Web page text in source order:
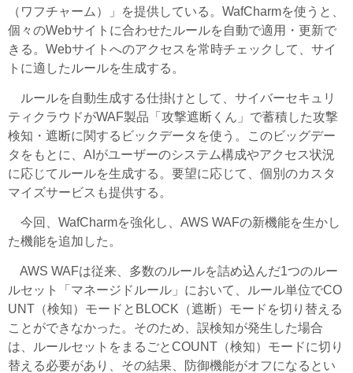
（ワフチャーム）」を提供している。WafCharmを使うと、
個々のWebサイトに合わせたルールを自動で適用・更新で
きる。Webサイトへのアクセスを常時チェックして、サイ
トに適したルールを生成する。
ルールを自動生成する仕掛けとして、サイバーセキュリ
ティクラウドがWAF製品「攻撃遮断くん」で蓄積した攻撃
検知・遮断に関するビックデータを使う。このビッグデー
タをもとに、AIがユーザーのシステム構成やアクセス状況
に応じてルールを生成する。要望に応じて、個別のカスタ
マイズサービスも提供する。
今回、WafCharmを強化し、AWS WAFの新機能を生かし
た機能を追加した。
AWS WAFは従来、多数のルールを詰め込んだ1つのルー
ルセット「マネージドルール」において、ルール単位でCO
UNT（検知）モードとBLOCK（遮断）モードを切り替える
ことができなかった。そのため、誤検知が発生した場合
は、ルールセットをまるごとCOUNT（検知）モードに切り
替える必要があり、その結果、防御機能がオフになるとい